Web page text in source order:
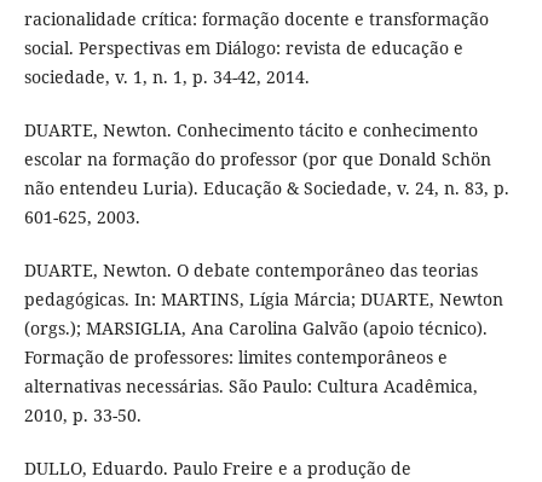
racionalidade crítica: formação docente e transformação
social. Perspectivas em Diálogo: revista de educação e
sociedade, v. 1, n. 1, p. 34-42, 2014.
DUARTE, Newton. Conhecimento tácito e conhecimento
escolar na formação do professor (por que Donald Schön
não entendeu Luria). Educação & Sociedade, v. 24, n. 83, p.
601-625, 2003.
DUARTE, Newton. O debate contemporâneo das teorias
pedagógicas. In: MARTINS, Lígia Márcia; DUARTE, Newton
(orgs.); MARSIGLIA, Ana Carolina Galvão (apoio técnico).
Formação de professores: limites contemporâneos e
alternativas necessárias. São Paulo: Cultura Acadêmica,
2010, p. 33-50.
DULLO, Eduardo. Paulo Freire e a produção de